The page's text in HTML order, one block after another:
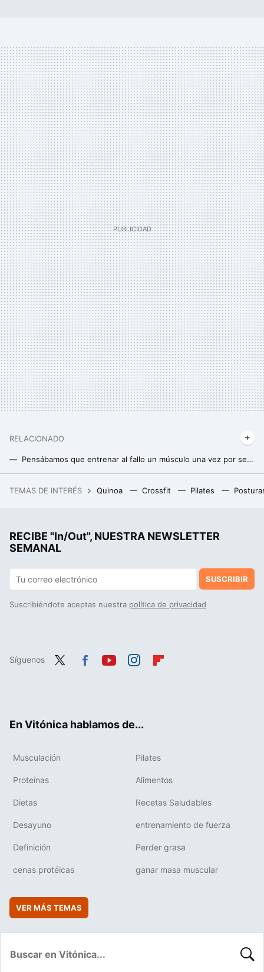
RELACIONADO
Pensábamos que entrenar al fallo un músculo una vez por semana estaba bien, pero un nuevo estudio nos dice que estábamos equivocados
TEMAS DE INTERÉS Quinoa Crossfit Pilates
RECIBE "In/Out", NUESTRA NEWSLETTER
SEMANAL
SUSCRIBIR
Suscribiéndote aceptas nuestra política de privacidad
Síguenos
En Vitónica hablamos de...
Musculación Pilates
Proteínas Alimentos
Dietas Recetas Saludables
Desayuno entrenamiento de fuerza
Definición Perder grasa
cenas protéicas ganar masa muscular
VER MÁS TEMAS